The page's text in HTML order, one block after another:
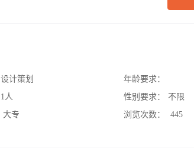
设计策划
1人
大专
年龄要求：
性别要求：
不限
浏览次数：
445